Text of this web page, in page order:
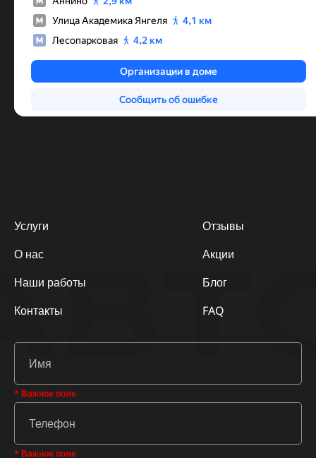
Услуги
О нас
Наши работы
Контакты
Отзывы
Акции
Блог
FAQ
* Важное поле
* Важное поле